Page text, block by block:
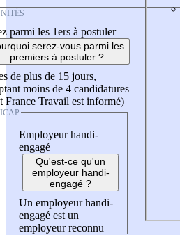
parmi les 1ers à postuler
serez-vous parmi les
premiers à postuler ?
de plus de 15 jours,
moins de 4 candidatures
France Travail est informé)
Employeur handi-
engagé
Qu'est-ce qu'un
employeur handi-
engagé ?
Un employeur handi-
engagé est un
employeur reconnu